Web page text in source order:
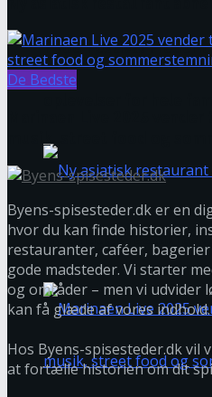
Food Festival
Ny asiatisk restaurant
De Bedste
Byens-spisesteder.dk er en
hvor du kan finde historier,
restauranter, caféer,
gode madsteder. Vi starter
og områder – men vi udvider
kan få glæde af vores indhold.
Hos Byens-spisesteder.dk
at fortælle historien om dit